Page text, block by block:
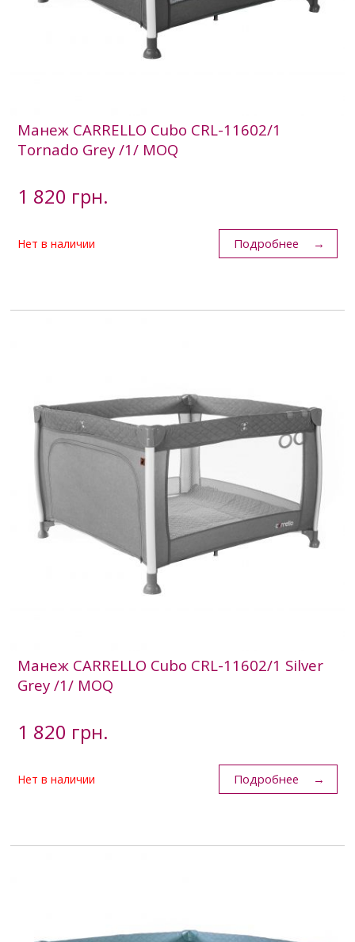
Манеж CARRELLO Cubo CRL-11602/1
Tornado Grey /1/ MOQ
1 820 грн.
Нет в наличии Подробнее
Манеж CARRELLO Cubo CRL-11602/1 Silver
Grey /1/ MOQ
1 820 грн.
Нет в наличии Подробнее